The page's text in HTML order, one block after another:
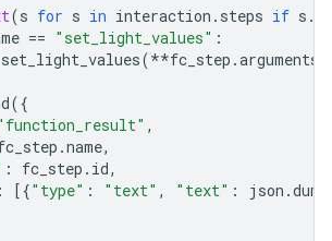
(s for s in interaction . steps if s .
== "set_light_values" :
set_light_values(**fc_step .arguments
({
,
.name,
: fc_step . id,
: [{"type" : "text" , "text" : json .